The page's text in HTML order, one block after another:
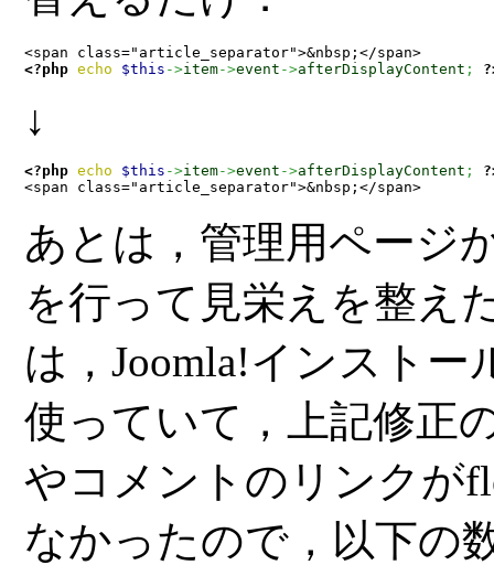
<?php echo $this ->item->event ->afterDisplayContent ;
↓
<?php echo $this ->item->event ->afterDisplayContent ;
<span class="article_separator">&nbsp;</span>
あとは，管理用ページ
を行って見栄えを整え
は，Joomla!インスト
使っていて，上記修正
やコメントのリンクが
なかったので，以下の